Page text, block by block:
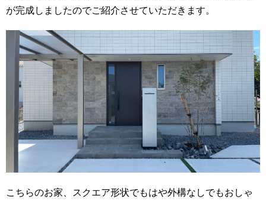
が完成しましたのでご紹介させていただきます。
こちらのお家、スクエア形状でもはや外構なしでもおしゃ